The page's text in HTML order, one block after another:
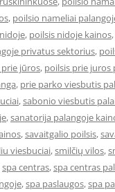
, poilsio nameliai
, poilsis nidoje kainos,
privatus sektorius,
jūros, poilsis prie juros
, prie parko viesbutis
,sabonio viesbutis
,sanatorija palangoje
,savaitgalio poilsis,
viesbuciai,smilčių vilos,
spa centras,spa centras
,spa paslaugos,spa